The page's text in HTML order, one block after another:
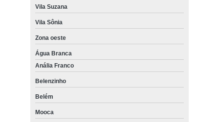
Vila Suzana
Vila Sônia
Zona oeste
Água Branca
Anália Franco
Belenzinho
Belém
Mooca